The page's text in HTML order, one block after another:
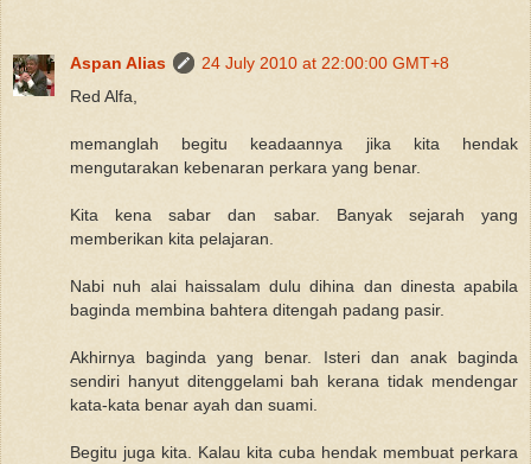
Aspan Alias
24 July 2010 at 22:00:00 GMT+8
Red Alfa,
memanglah begitu keadaannya jika kita hendak
mengutarakan kebenaran perkara yang benar.
Kita kena sabar dan sabar. Banyak sejarah yang
memberikan kita pelajaran.
Nabi nuh alai haissalam dulu dihina dan dinesta apabila
baginda membina bahtera ditengah padang pasir.
Akhirnya baginda yang benar. Isteri dan anak baginda
sendiri hanyut ditenggelami bah kerana tidak mendengar
kata-kata benar ayah dan suami.
Begitu juga kita. Kalau kita cuba hendak membuat perkara